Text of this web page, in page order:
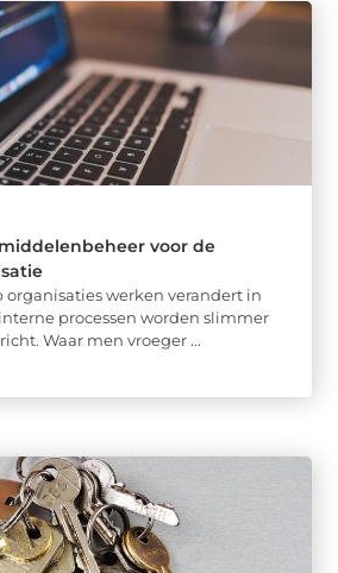
voor de
organisaties werken verandert in
processen worden slimmer
Waar men vroeger ...